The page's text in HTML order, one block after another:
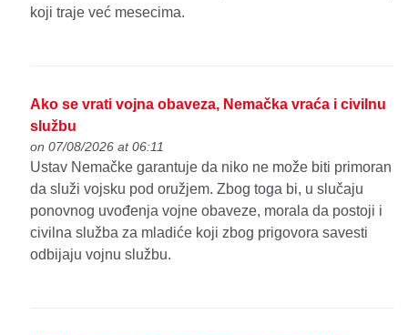
koji traje već mesecima.
Ako se vrati vojna obaveza, Nemačka vraća i civilnu
službu
on 07/08/2026 at 06:11
Ustav Nemačke garantuje da niko ne može biti primoran
da služi vojsku pod oružjem. Zbog toga bi, u slučaju
ponovnog uvođenja vojne obaveze, morala da postoji i
civilna služba za mladiće koji zbog prigovora savesti
odbijaju vojnu službu.